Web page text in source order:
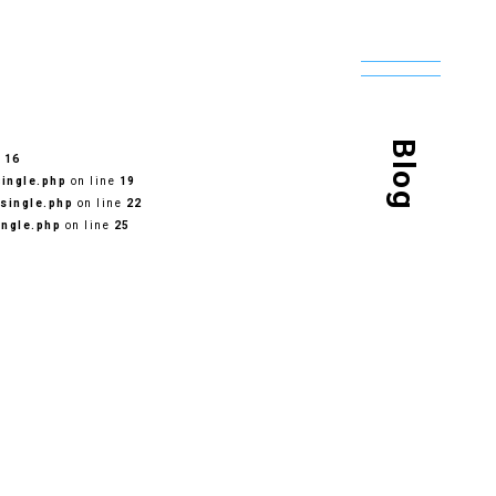
16
on line 19
on line 22
on line 25
Blog